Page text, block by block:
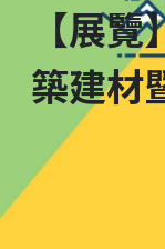
【展
築建材